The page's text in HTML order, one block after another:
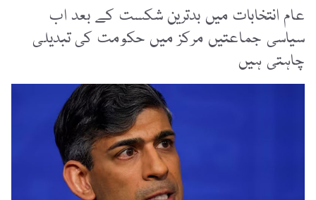
عام انتخابات میں بدترین شکست کے بعد اب
سیاسی جماعتیں مرکز میں حکومت کی تبدیلی
چاہتی ہیں